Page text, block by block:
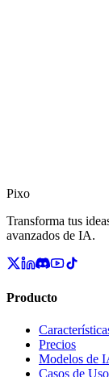
Envíanos tu
Pixo
Transforma tus
avanzados de IA.
Producto
Precios
Modelos de
Casos de Uso